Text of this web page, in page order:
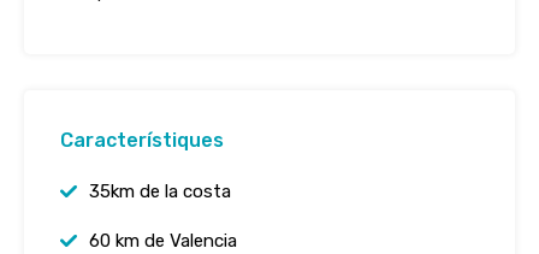
Característiques
35km de la costa
60 km de Valencia